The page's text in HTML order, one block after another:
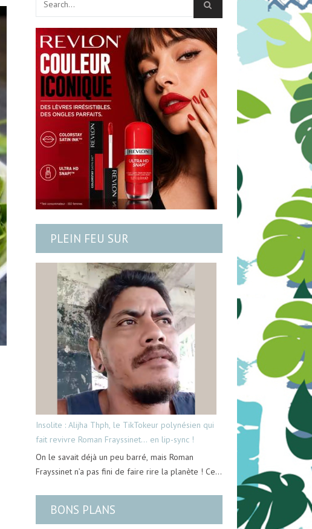
PLEIN FEU SUR
Insolite : Alijha Thph, le TikTokeur polynésien qui
fait revivre Roman Frayssinet… en lip-sync !
On le savait déjà un peu barré, mais Roman
Frayssinet n’a pas fini de faire rire la planète ! Ce…
BONS PLANS